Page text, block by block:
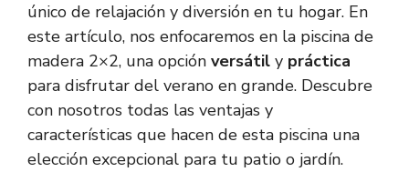
único de relajación y diversión en tu hogar. En
este artículo, nos enfocaremos en la piscina de
madera 2×2, una opción versátil y práctica
para disfrutar del verano en grande. Descubre
con nosotros todas las ventajas y
características que hacen de esta piscina una
elección excepcional para tu patio o jardín.